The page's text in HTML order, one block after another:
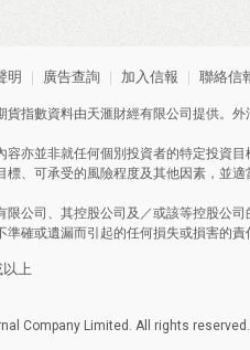
明 廣告查詢 加入信報 聯絡信
指數資料由天滙財經有限公司提供。外
亦並非就任何個別投資者的特定投資
、可承受的風險程度及其他因素，並適
公司、其控股公司及／或該等控股公
確或遺漏而引起的任何損失或損害的責
以上
Company Limited. All rights reserved.